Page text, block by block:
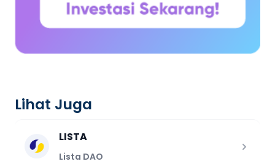
Lihat Juga
LISTA
Lista DAO